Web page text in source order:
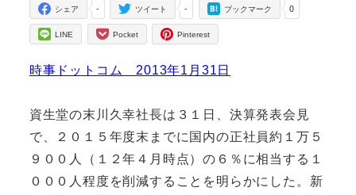
-
シェア -
ツイート 0
ブックマーク
LINE Pocket Pinterest
時事ドットコム 2013年1月31日
資生堂の末川久幸社長は３１日、決算発表会見
で、２０１５年度末までに国内の正社員約１万５
９００人（１２年４月時点）の６％に相当する１
０００人程度を削減することを明らかにした。新